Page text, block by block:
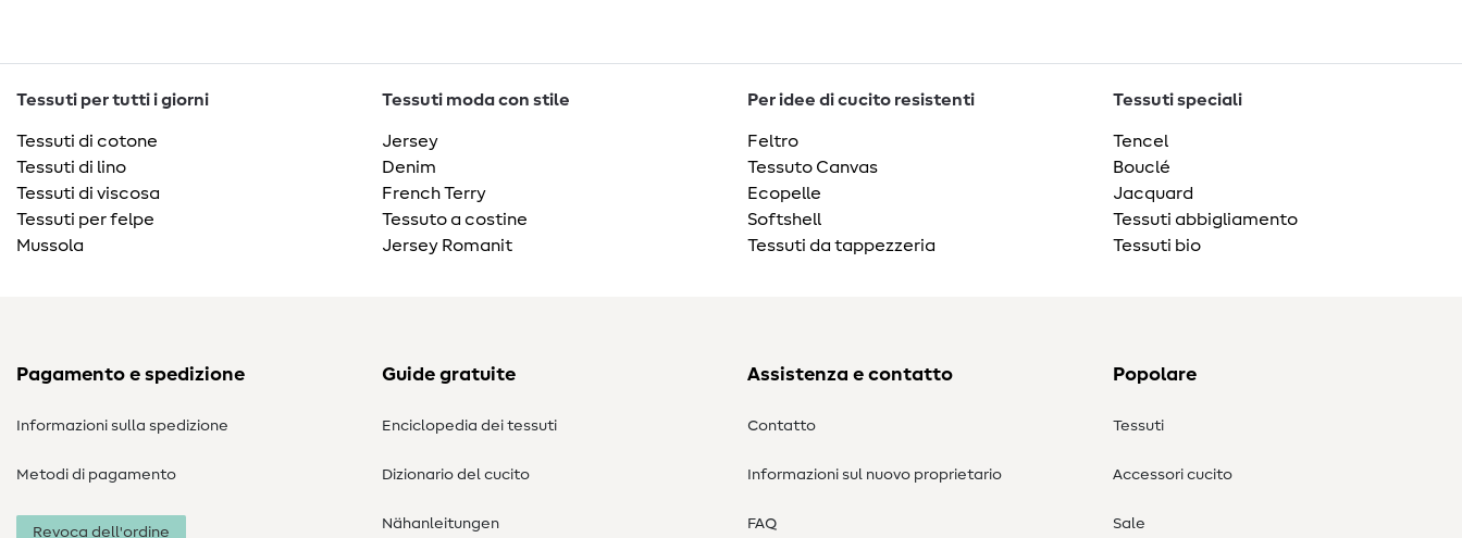
Tessuti per tutti i giorni
Tessuti di cotone
Tessuti di lino
Tessuti di viscosa
Tessuti per felpe
Mussola
Tessuti moda con stile
Jersey
Denim
French Terry
Tessuto a costine
Jersey Romanit
Per idee di cucito resistenti
Feltro
Tessuto Canvas
Ecopelle
Softshell
Tessuti da tappezzeria
Tessuti speciali
Tencel
Bouclé
Jacquard
Tessuti abbigliamento
Tessuti bio
Pagamento e spedizione
Informazioni sulla spedizione
Metodi di pagamento
Revoca dell'ordine
Guide gratuite
Enciclopedia dei tessuti
Dizionario del cucito
Nähanleitungen
Assistenza e contatto
Contatto
Informazioni sul nuovo proprietario
FAQ
Popolare
Tessuti
Accessori cucito
Sale